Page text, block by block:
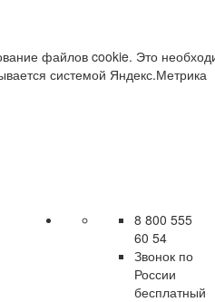
файлов cookie. Это
системой Яндекс.Метрика
8 800 555
60 54
Звонок по
России
бесплатный